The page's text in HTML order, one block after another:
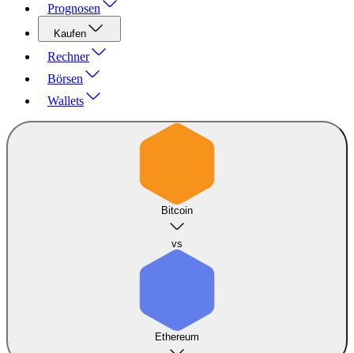
Prognosen
Kaufen
Rechner
Börsen
Wallets
Bitcoin
vs
Ethereum